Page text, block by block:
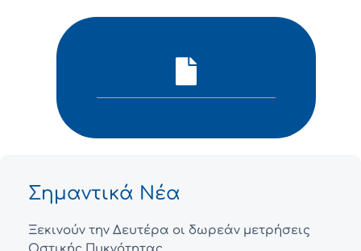
Σημαντικά Νέα
Ξεκινούν την Δευτέρα οι δωρεάν μετρήσεις